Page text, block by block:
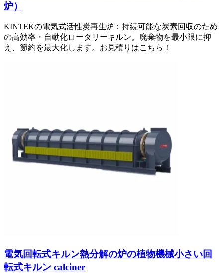
炉）
KINTEKの電気式活性炭再生炉：持続可能な炭素回収のため
の高効率・自動化ロータリーキルン。廃棄物を最小限に抑
え、節約を最大化します。お見積りはこちら！
電気回転式キルン熱分解の炉の植物機械小さい回
転式キルン calciner